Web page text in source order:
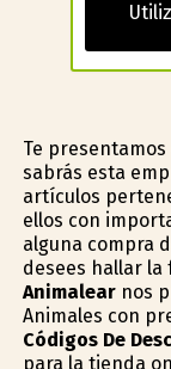
Te
sabrás esta
artículos
ellos con
alguna compra
desees hallar la
Animalearnos
Animales con
Códigos De
para la tienda